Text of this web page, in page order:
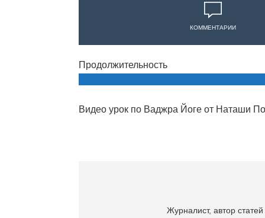
КОММЕНТАРИИ
Продолжительность
Видео урок по Ваджра Йоге от Наташи
Журналист, автор